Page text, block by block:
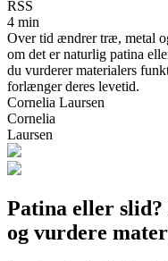
RSS
4 min
Over tid ændrer træ, metal
om det er naturlig patina
du vurderer materialers
forlænger deres levetid.
Cornelia Laursen
Cornelia
Laursen
Patina eller
og vurdere